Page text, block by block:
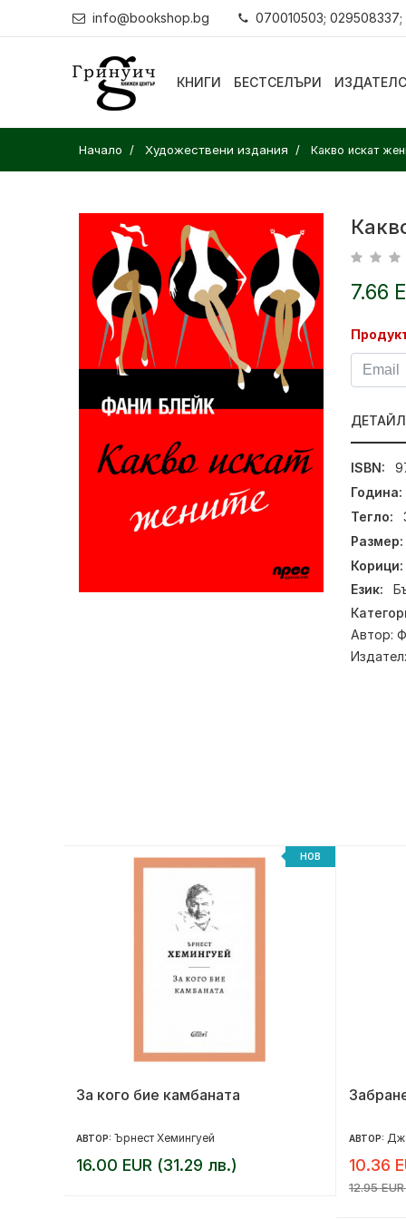
info@bookshop.bg 070010503; 029508337;
КНИГИ БЕСТСЕЛЪРИ
Начало Художествени издания Какво искат
7.66
ISBN:
Година:
Тегло:
Размер:
Корици:
Език:
Автор:
Издател:
НОВ
За кого бие камбаната
АВТОР: Ърнест Хемингуей
16.00 EUR (31.29 лв.)
АВТОР:
10.36
12.95